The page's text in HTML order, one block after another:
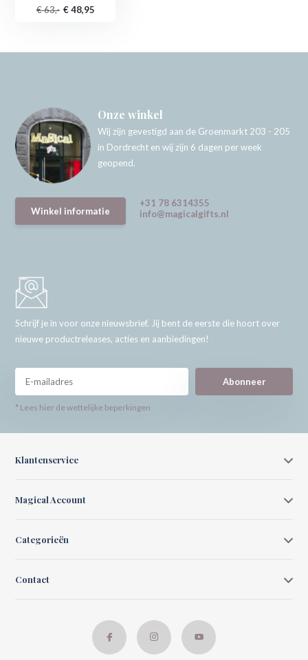
€ 63,- € 48,95
Onze winkel
Wij zijn gevestigd aan de Groenmarkt 203 - 205
in Dordrecht en wij zijn 6 dagen per week
geopend.
Winkel informatie
+31 78 6314355
info@magicalgifts.nl
Schrijf je in voor onze nieuwsbrief. Jij bent de eerste die hoort over
nieuwe productreleases, acties en aanbiedingen!
Abonneer
* Lees hier de wettelijke beperkingen
Klantenservice
Magical Account
Categorieën
Contact